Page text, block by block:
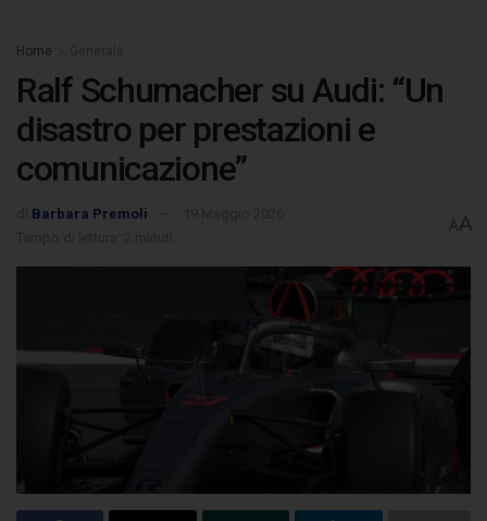
Home
Ralf Schumacher su Audi: “Un
disastro per prestazioni e
comunicazione”
Barbara Premoli
AA